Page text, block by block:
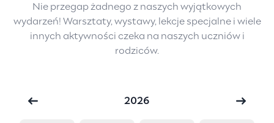
Nie przegap żadnego z naszych wyjątkowych
wydarzeń! Warsztaty, wystawy, lekcje specjalne i wiele
innych aktywności czeka na naszych uczniów i
rodziców.
2026